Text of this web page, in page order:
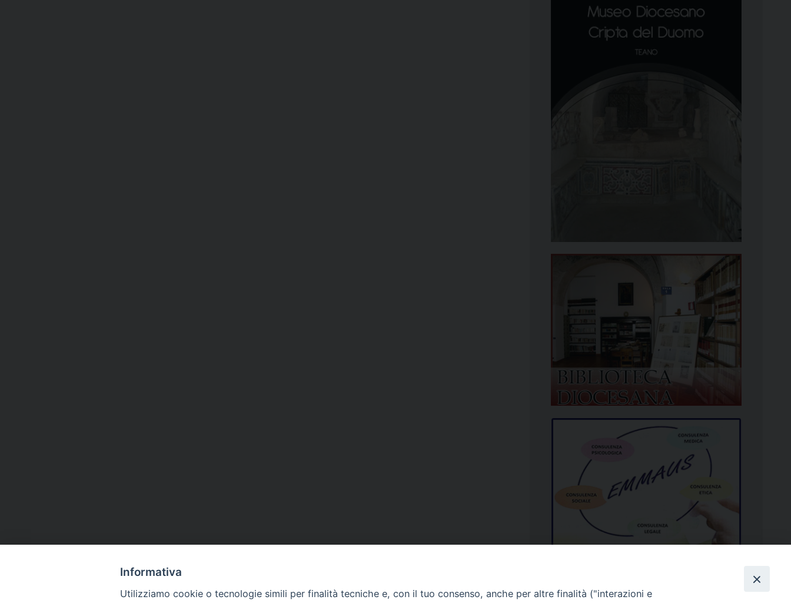
Informativa
Utilizziamo cookie o tecnologie simili per finalità tecniche e, con il tuo consenso, anche per altre finalità ("interazioni e